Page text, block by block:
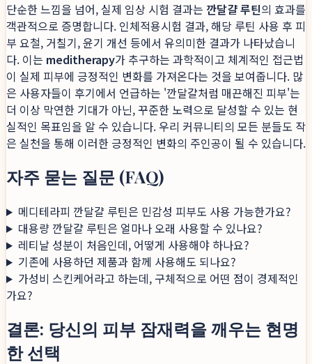
단순한 느낌을 넘어, 실제 임상 시험 결과는 깐달걀 루틴의 효과를
객관적으로 증명합니다. 인체적용시험 결과, 해당 루틴 사용 후 피
부 요철, 거칠기, 윤기 개선 등에서 유의미한 결과가 나타났습니
다. 이는 meditherapy가 추구하는 과학적이고 체계적인 접근법
이 실제 피부에 긍정적인 변화를 가져온다는 것을 보여줍니다. 많
은 사용자들이 후기에서 언급하는 '깐달걀처럼 매끈해진 피부'는
더 이상 막연한 기대가 아닌, 꾸준한 노력으로 달성할 수 있는 현
실적인 목표임을 알 수 있습니다. 우리 커뮤니티의 모든 분들도 작
은 실천을 통해 이러한 긍정적인 변화의 주인공이 될 수 있습니다.
자주 묻는 질문 (FAQ)
메디테라피 깐달걀 루틴은 민감성 피부도 사용 가능한가요?
대용량 깐달걀 루틴은 얼마나 오래 사용할 수 있나요?
레티날 성분이 처음인데, 어떻게 사용해야 하나요?
기존에 사용하던 제품과 함께 사용해도 되나요?
가성비 스킨케어라고 하는데, 구체적으로 어떤 점이 경제적인
가요?
결론: 당신의 피부 잠재력을 깨우는 현명
한 선택